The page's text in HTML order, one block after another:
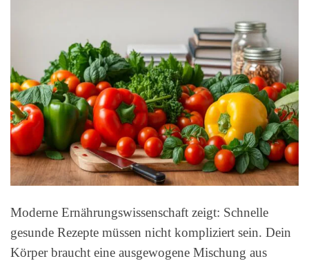
Moderne Ernährungswissenschaft zeigt: Schnelle
gesunde Rezepte müssen nicht kompliziert sein. Dein
Körper braucht eine ausgewogene Mischung aus